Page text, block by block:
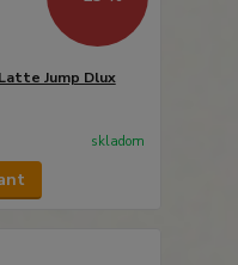
Jump Dlux
skladom